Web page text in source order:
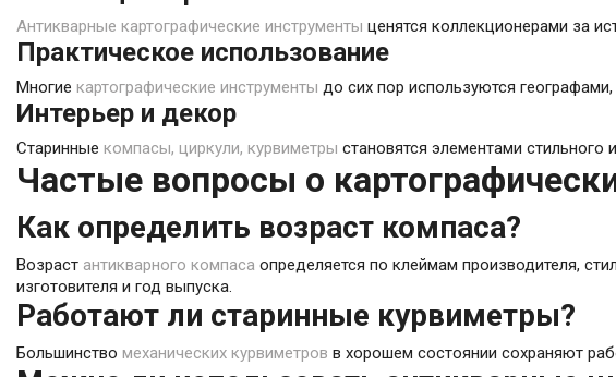
Антикварные картографические инструменты ценятся коллекционерами за
Практическое использование
Многие картографические инструменты до сих пор используются
Интерьер и декор
Старинные компасы, циркули, курвиметры становятся элементами стильного
Частые вопросы о
Как определить возраст компаса?
Возраст антикварного компаса определяется по клеймам производителя,
изготовителя и год выпуска.
Работают ли старинные курвиметры?
Большинство механических курвиметров в хорошем состоянии сохраняют